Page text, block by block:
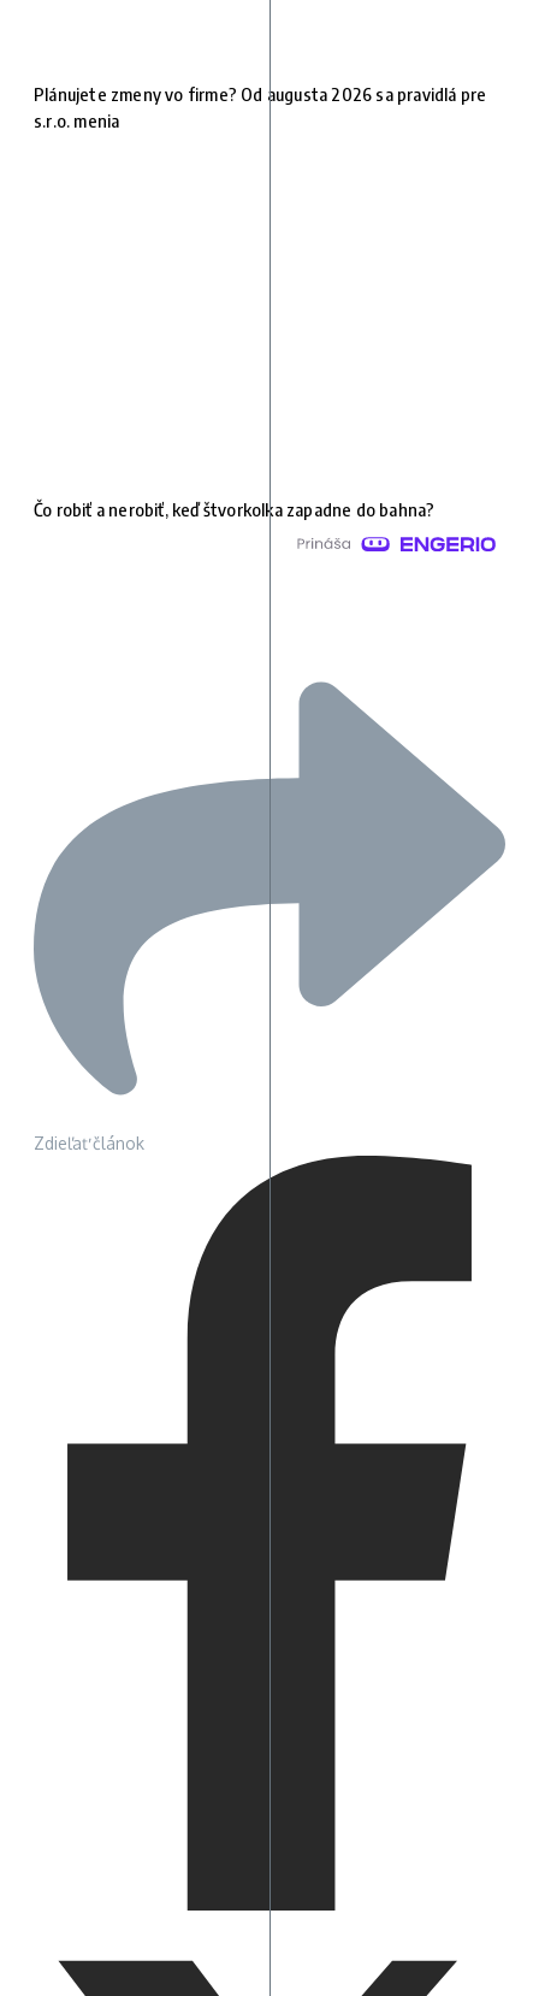
Plánujete zmeny vo firme? Od augusta 2026 sa pravidlá pre
s.r.o. menia
Čo robiť a nerobiť, keď štvorkolka zapadne do bahna?
Zdieľať článok